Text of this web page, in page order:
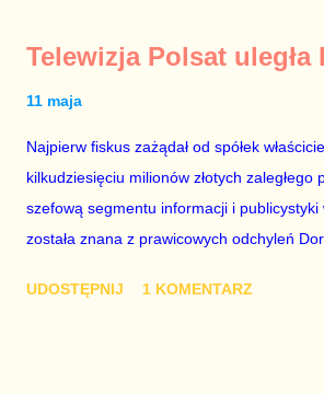
Telewizja Polsat uległa
11 maja
Najpierw fiskus zażądał od spółek
kilkudziesięciu milionów złotych zaległego
szefową segmentu informacji i publicystyki
została znana z prawicowych odchyleń
marionetka partii rządzącej, żona agenta
UDOSTĘPNIJ 1 KOMENTARZ